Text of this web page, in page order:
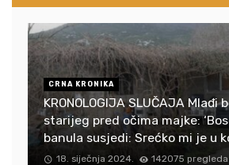
CRNA KRONIKA
KRONOLOGIJA SLUČAJA Mlađi
starijeg pred očima majke:
banula susjedi: Srećko mi je u
18. siječnja 2024. 142075 pregleda